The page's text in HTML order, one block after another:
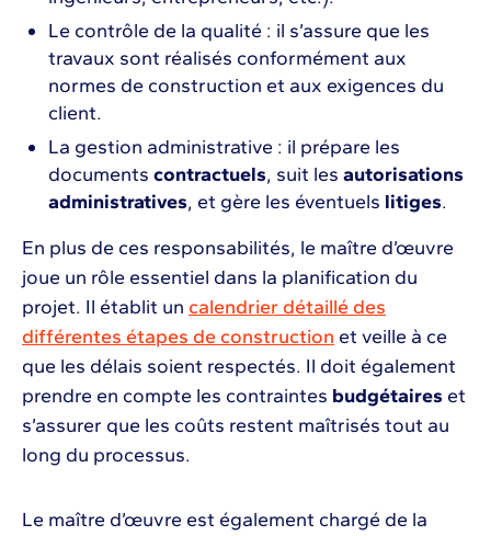
Le contrôle de la qualité : il s’assure que les
travaux sont réalisés conformément aux
normes de construction et aux exigences du
client.
La gestion administrative : il prépare les
documents contractuels, suit les autorisations
administratives, et gère les éventuels litiges.
En plus de ces responsabilités, le maître d’œuvre
joue un rôle essentiel dans la planification du
projet. Il établit un calendrier détaillé des
différentes étapes de construction et veille à ce
que les délais soient respectés. Il doit également
prendre en compte les contraintes budgétaires et
s’assurer que les coûts restent maîtrisés tout au
long du processus.
Le maître d’œuvre est également chargé de la